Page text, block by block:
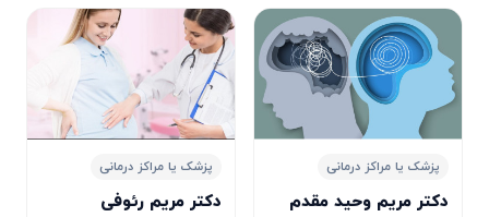
پزشک یا مراکز درمانی
دکتر مریم وحید مقدم
پزشک یا مراکز درمانی
دکتر مریم رئوفی